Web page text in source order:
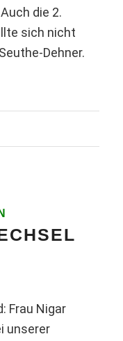
die 2.
sich nicht
Dehner.
Frau Nigar
unserer